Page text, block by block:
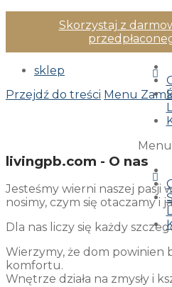
Skorzystaj z
sklep
Menu
Przejdź do treści Menu
livingpb.com - O nas
Jesteśmy wierni naszej pasji
nosimy, czym się otaczamy i
Dla nas liczy się każdy
Wierzymy, że dom powinien
komfortu.
Wnętrze działa na zmysły i